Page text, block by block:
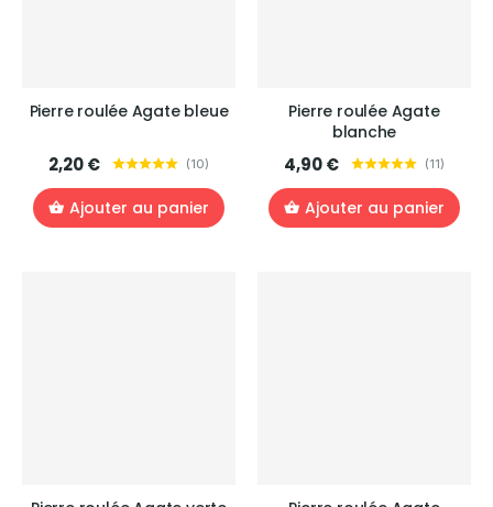
Pierre roulée Agate bleue
2,20 € (10)
Ajouter au panier
Pierre roulée Agate
blanche
4,90 € (11)
Ajouter au panier